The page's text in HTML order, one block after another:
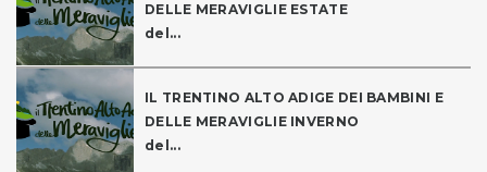
DELLE MERAVIGLIE ESTATE
del...
IL TRENTINO ALTO ADIGE DEI BAMBINI E
DELLE MERAVIGLIE INVERNO
del...